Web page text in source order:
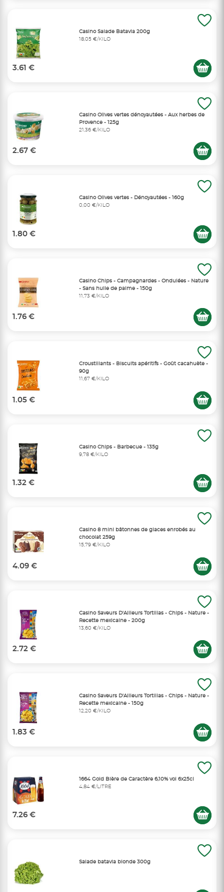
Casino Salade Batavia 200g
18,05 €/KILO
3.61 €
Casino Olives vertes dénoyautées - Aux herbes de
Provence - 125g
21,36 €/KILO
2.67 €
Casino Olives vertes - Dénoyautées - 160g
0,00 €/KILO
1.80 €
Casino Chips - Campagnardes - Ondulées - Nature
- Sans huile de palme - 150g
11,73 €/KILO
1.76 €
Croustillants - Biscuits apéritifs - Goût cacahuète -
90g
11,67 €/KILO
1.05 €
Casino Chips - Barbecue - 135g
9,78 €/KILO
1.32 €
Casino 8 mini bâtonnes de glaces enrobés au
chocolat 259g
15,79 €/KILO
4.09 €
Casino Saveurs D'Ailleurs Tortillas - Chips - Nature -
Recette mexicaine - 200g
13,60 €/KILO
2.72 €
Casino Saveurs D'Ailleurs Tortillas - Chips - Nature -
Recette mexicaine - 150g
12,20 €/KILO
1.83 €
1664 Gold Bière de Caractère 6,10% vol 6x25cl
4,84 €/LITRE
7.26 €
Salade batavia blonde 300g